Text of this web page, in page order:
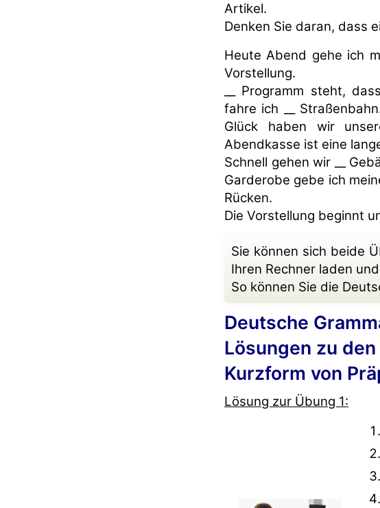
Artikel.
Denken Sie daran, dass
Heute Abend gehe ich
Vorstellung.
__ Programm steht,
fahre ich __
Glück haben wir
Abendkasse ist eine
Schnell gehen wir __
Garderobe gebe ich
Rücken.
Die Vorstellung beginnt
Sie können sich beide
Ihren Rechner laden
So können Sie die
Deutsche
Lösungen zu
Kurzform von
Lösung zur Übung 1: